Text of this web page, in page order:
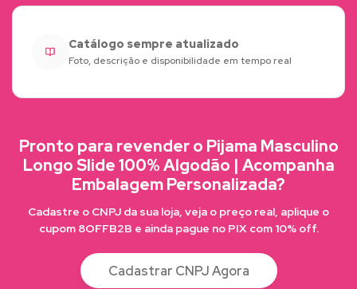
Catálogo sempre atualizado
Foto, descrição e disponibilidade em tempo real
Pronto para revender o Pijama Masculino
Longo Slide 100% Algodão | Acompanha
Embalagem Personalizada?
Cadastre o CNPJ da sua loja, veja o preço real, aplique o
cupom 8OFFB2B e ainda pague no PIX com 10% off.
Cadastrar CNPJ Agora